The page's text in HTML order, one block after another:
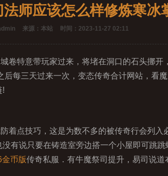
师应该怎么样修炼寒冰
来源：本站 时间：2023-11-27 02:11
卷特意带玩家过来，将堵在洞口的石头挪
每三天过来一次，变态传奇合计网站，看
!
着点技巧，这是为数不多的被传奇行会列
有说只要在铸造室旁边搭一个小屋即可跳
金币版传奇私服．有牛魔祭司提升，易司说道